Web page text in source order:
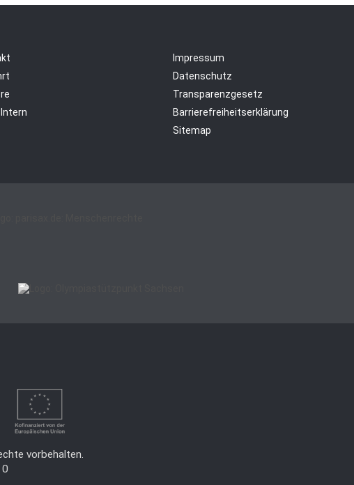
Intern
Impressum
Datenschutz
Transparenzgesetz
Barrierefreiheitserklärung
Sitemap
vorbehalten.